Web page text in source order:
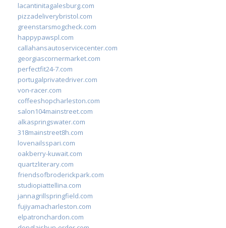
lacantinitagalesburg.com
pizzadeliverybristol.com
greenstarsmogcheck.com
happypawspl.com
callahansautoservicecenter.com
georgiascornermarket.com
perfectfit24-7.com
portugalprivatedriver.com
von-racer.com
coffeeshopcharleston.com
salon104mainstreet.com
alkaspringswater.com
318mainstreet8h.com
lovenailsspari.com
oakberry-kuwait.com
quartzliterary.com
friendsofbroderickpark.com
studiopiattellina.com
jannagrillspringfield.com
fujiyamacharleston.com
elpatronchardon.com